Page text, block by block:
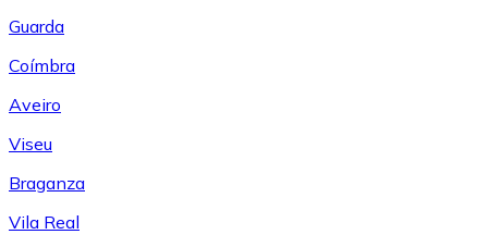
Guarda
Coímbra
Aveiro
Viseu
Braganza
Vila Real